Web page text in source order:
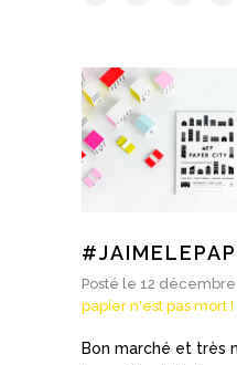
Posté le 12 décembre
papier n'est pas mort !
Bon marché et très